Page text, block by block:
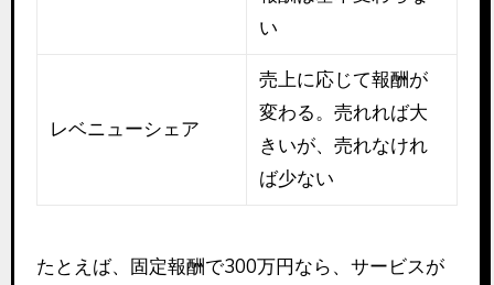
い
レベニューシェア
売上に応じて報酬が
変わる。売れれば大
きいが、売れなけれ
ば少ない
たとえば、固定報酬で300万円なら、サービスが